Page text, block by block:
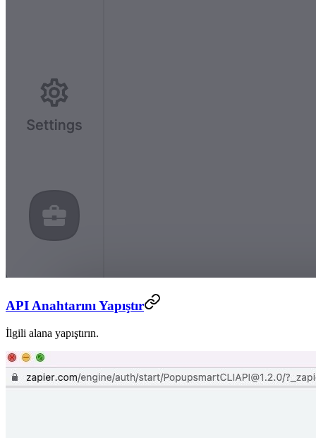
API Anahtarını Yapıştır
İlgili alana yapıştırın.